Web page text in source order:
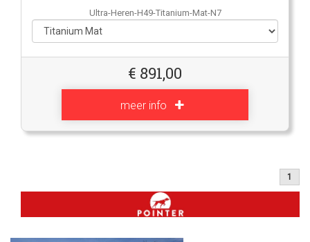
Ultra-Heren-H49-Titanium-Mat-N7
€ 891,00
meer info
1